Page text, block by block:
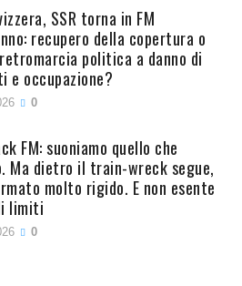
SSR torna in FM
recupero della copertura o
politica a danno di
e occupazione?
0
FM: suoniamo quello che
Ma dietro il train-wreck segue,
molto rigido. E non esente
limiti
0